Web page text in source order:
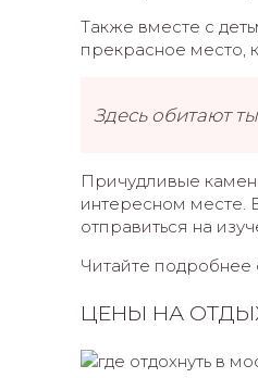
Также вместе с
прекрасное место,
Здесь обитают
Причудливые
интересном месте.
отправиться на
Читайте подробнее
ЦЕНЫ НА